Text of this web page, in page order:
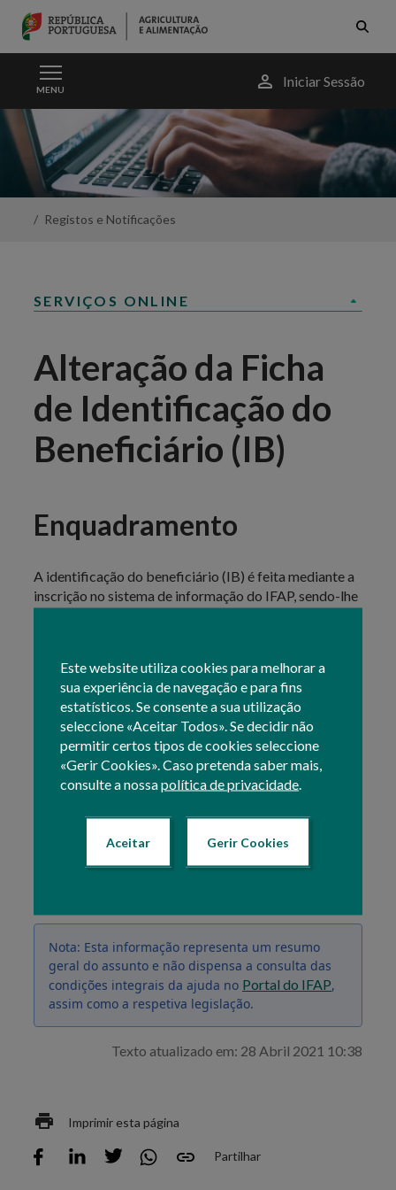
Skip to Main Content
MENU
MenuIniciar Sessão
Beneficiário
IFAP
Portal
Este website utiliza cookies para melhorar a
sua experiência de navegação e para fins
estatísticos. Se consente a sua utilização
seleccione «Aceitar Todos». Se decidir não
permitir certos tipos de cookies seleccione
«Gerir Cookies». Caso pretenda saber mais,
consulte a nossapolítica de privacidade
Aceitar Gerir Cookies
Registos e Notificações
SERVIÇOS ONLINE
Alteração da Ficha
de Identificação do
Beneficiário (IB)
Enquadramento
A identificação do beneficiário (IB) é feita mediante a
inscrição no sistema de informação do IFAP, sendo-lhe
A atualização dos dados do beneficiário pode ser feita
em qualquer uma das entidades intervenientes.
Para saber como atualizar o IB, consulte o
manual disponível naÁrea Reservadado Portal
do IFAP através do respetivoseparador.
Se for beneficiário do IFAP e não tiver acesso à
Área Reservada
do Portal, deverá proceder
ao registo prévio no Portal do IFAP.
Nota: Esta informação representa um resumo
geral do assunto e não dispensa a consulta das
condições integrais da ajuda no Portal do IFAP,
assim como a respetiva legislação.
Texto atualizado em: 28 Abril 2021 10:38
Imprimir esta página
Partilhar